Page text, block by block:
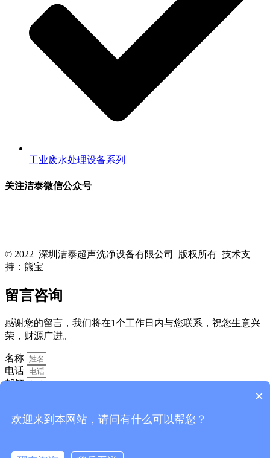
工业废水处理设备系列
关注洁泰微信公众号
© 2022 深圳洁泰超声洗净设备有限公司 版权所有 技术支
持：熊宝
留言咨询
感谢您的留言，我们将在1个工作日内与您联系，祝您生意兴
荣，财源广进。
名称
电话
邮箱
×
欢迎来到本网站，请问有什么可以帮您？